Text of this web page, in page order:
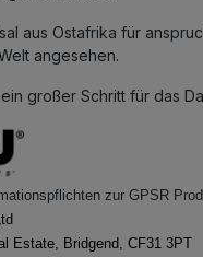
aus Ostafrika für
angesehen.
großer Schritt für das
zur GPSR
Estate, Bridgend, CF31 3PT